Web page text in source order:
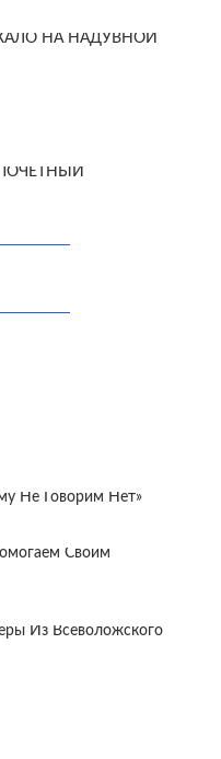
НА НАДУВНОЙ
Не Говорим Нет»
Своим
Из Всеволожского